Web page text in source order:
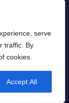
serve
traffic. By
cookies.
Accept All